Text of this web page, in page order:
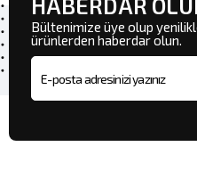
HABERDAR
Bültenimize üye olup
ürünlerden haberdar olun.
E-posta adresi